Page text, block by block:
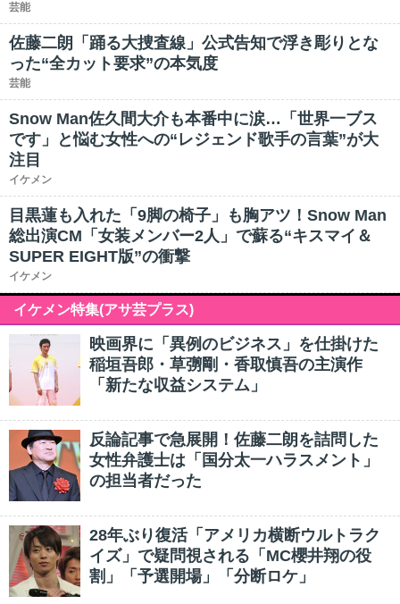
芸能
佐藤二朗「踊る大捜査線」公式告知で浮き彫りとな
った“全カット要求”の本気度
芸能
Snow Man佐久間大介も本番中に涙…「世界一ブス
です」と悩む女性への“レジェンド歌手の言葉”が大
注目
イケメン
目黒蓮も入れた「9脚の椅子」も胸アツ！Snow Man
総出演CM「女装メンバー2人」で蘇る“キスマイ＆
SUPER EIGHT版”の衝撃
イケメン
イケメン特集(アサ芸プラス)
映画界に「異例のビジネス」を仕掛けた
稲垣吾郎・草彅剛・香取慎吾の主演作
「新たな収益システム」
反論記事で急展開！佐藤二朗を詰問した
女性弁護士は「国分太一ハラスメント」
の担当者だった
28年ぶり復活「アメリカ横断ウルトラク
イズ」で疑問視される「MC櫻井翔の役
割」「予選開場」「分断ロケ」